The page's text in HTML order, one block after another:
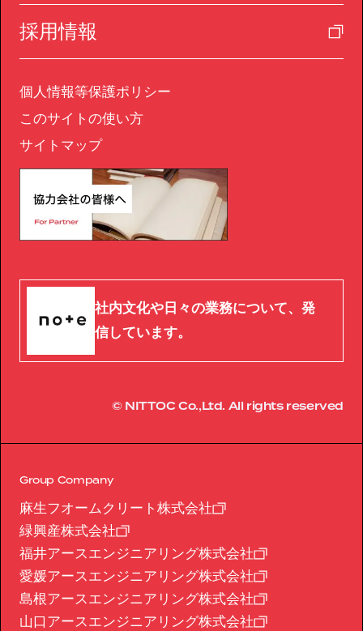
採用情報
個人情報等保護ポリシー
このサイトの使い方
サイトマップ
社内文化や日々の業務について、発
信しています。
© NITTOC Co.,Ltd. All rights reserved
Group Company
麻生フオームクリート株式会社
緑興産株式会社
福井アースエンジニアリング株式会社
愛媛アースエンジニアリング株式会社
島根アースエンジニアリング株式会社
山口アースエンジニアリング株式会社